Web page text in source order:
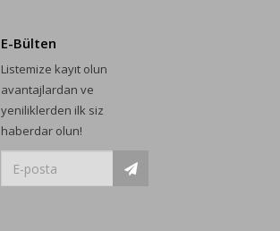
E-Bülten
Listemize kayıt olun
avantajlardan ve
yeniliklerden ilk siz
haberdar olun!